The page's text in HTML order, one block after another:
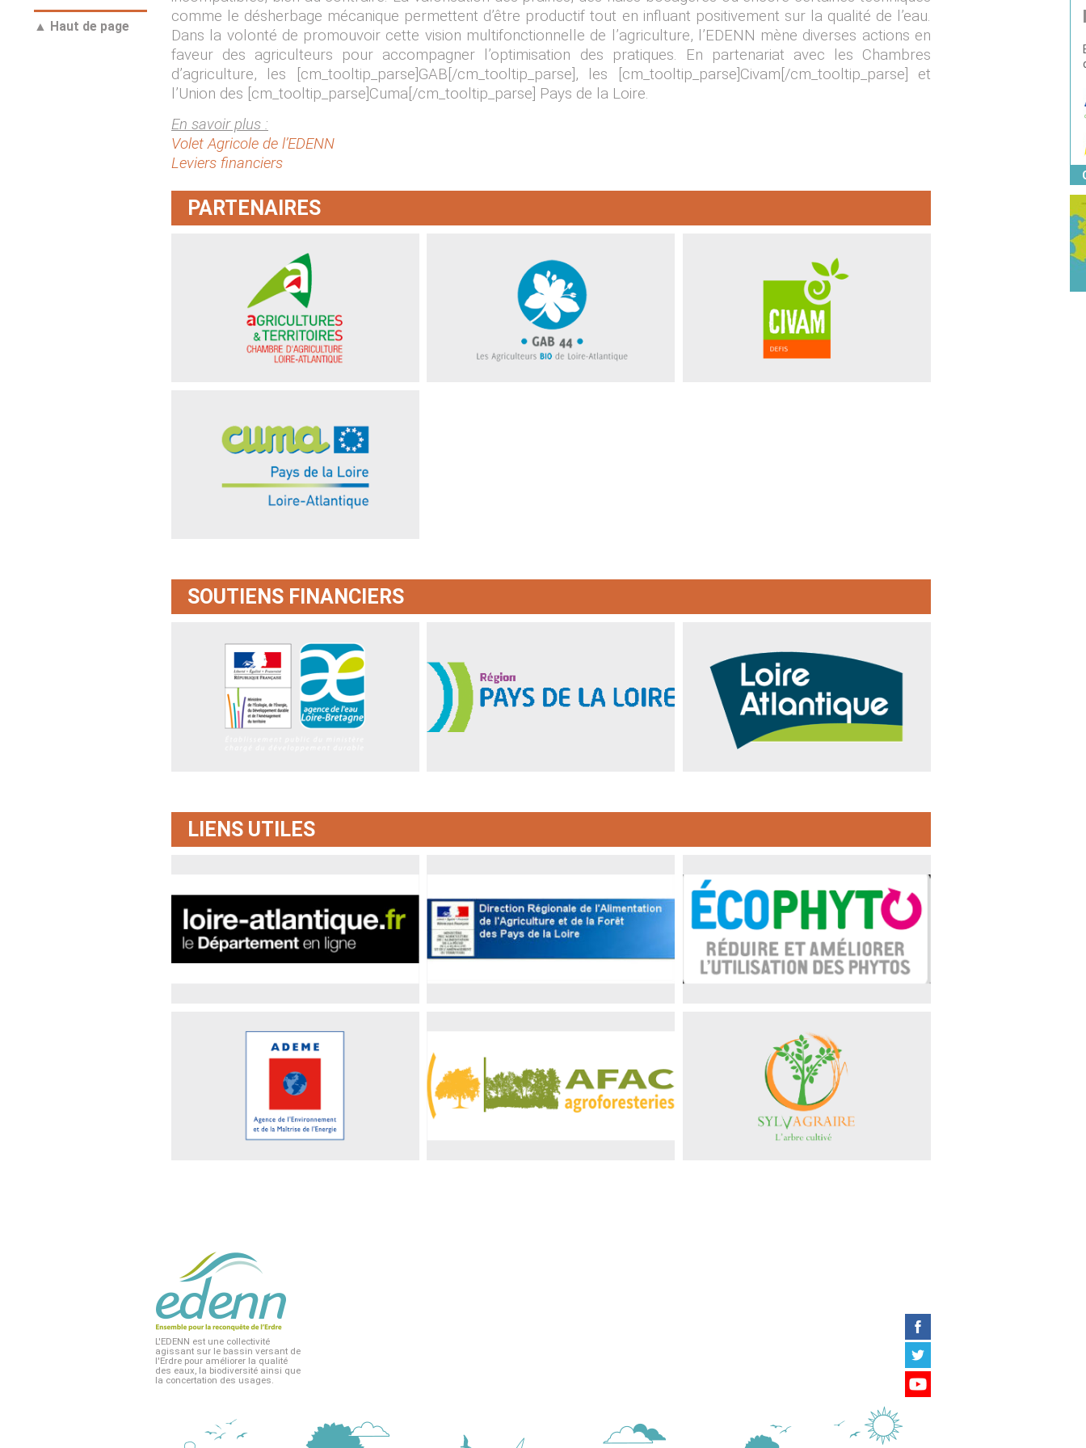
comme le désherbage mécanique permettent d’être productif tout en influant positivement sur la qualité de l’eau.
Dans la volonté de promouvoir cette vision multifonctionnelle de l’agriculture, l’EDENN mène diverses actions en
faveur des agriculteurs pour accompagner l’optimisation des pratiques. En partenariat avec les Chambres
d’agriculture, les [cm_tooltip_parse]GAB[/cm_tooltip_parse], les [cm_tooltip_parse]Civam[/cm_tooltip_parse] et
l’Union des [cm_tooltip_parse]Cuma[/cm_tooltip_parse] Pays de la Loire.
En savoir plus :
Volet Agricole de l’EDENN
Leviers financiers
PARTENAIRES
Chambre d’agriculture de Loire-
Groupement d’agriculteurs
Biologiques de Loire-Atlantique
Civam Défis de Loire-Atlantique
SOUTIENS FINANCIERS
Agence de l’Eau Loire Bretagne Département de Loire-Atlantique
LIENS UTILES
Atlantique
Service Economie et Développement :
soutien à l’agriculture.
Ministère de l’Agriculture : tout savoir
sur le Plan ECOPHYTO
ADEME : entreprises et monde agricole
professionnels de la haie, des arbres
champêtres et des agroforesteries
Association Sylvagraire : développer
et promouvoir la place de l’arbre
champêtre dans l’espace rural.
▲ Haut de page
L'EDENN est une collectivité
agissant sur le bassin versant de
l'Erdre pour améliorer la qualité
des eaux, la biodiversité ainsi que
la concertation des usages.